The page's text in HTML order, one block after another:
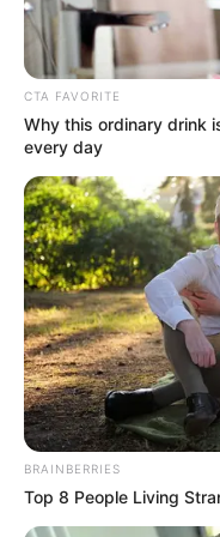
(foto:
Daftar isi
Sosial Media Resmi
Situs Resmi:STAYC
Facebook:STAYC
CTA FAVORITE
Why this ordinary drink
every day
BRAINBERRIES
Top 8 People Living